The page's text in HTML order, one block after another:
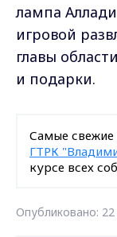
лампа
игровой
главы
и подарки.
Самые свежие
ГТРК
курсе всех
Опубликовано: